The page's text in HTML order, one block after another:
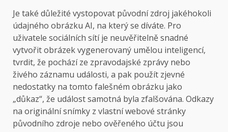
Je také důležité vystopovat původní zdroj jakéhokoli
údajného obrázku AI, na který se díváte. Pro
uživatele sociálních sítí je neuvěřitelně snadné
vytvořit obrázek vygenerovaný umělou inteligencí,
tvrdit, že pochází ze zpravodajské zprávy nebo
živého záznamu události, a pak použít zjevné
nedostatky na tomto falešném obrázku jako
„důkaz“, že událost samotná byla zfalšována. Odkazy
na originální snímky z vlastní webové stránky
původního zdroje nebo ověřeného účtu jsou